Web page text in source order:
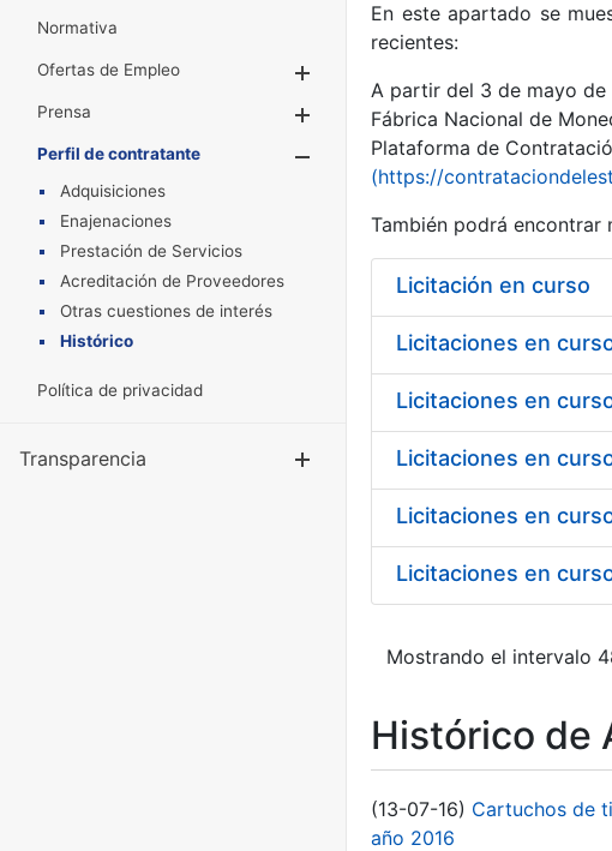
Normativa
Ofertas de Empleo
Prensa
Mostrar/Ocultar
Perfil de contratante
Mostrar/Ocultar
Adquisiciones
Enajenaciones
Prestación de Servicios
Acreditación de Proveedores
Otras cuestiones de interés
Histórico
Política de privacidad
Transparencia Mostrar/Ocultar
En este apartado se
recientes:
A partir del 3 de mayo
Fábrica Nacional de
Plataforma de
(https://
También podrá encontrar
Licitación en curso
Licitaciones en
Licitaciones en
Licitaciones en
Licitaciones en
Licitaciones en
Mostrando el intervalo
Histórico de
(13-07-16) Cartuchos de
año 2016